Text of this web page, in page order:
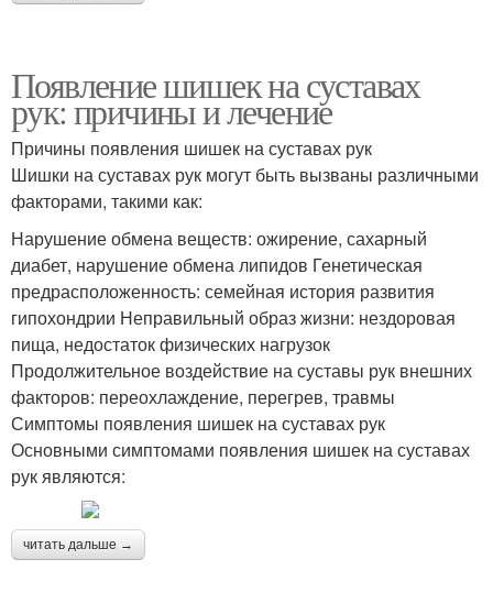
Появление шишек на суставах
рук: причины и лечение
Причины появления шишек на суставах рук
Шишки на суставах рук могут быть вызваны различными
факторами, такими как:
Нарушение обмена веществ: ожирение, сахарный
диабет, нарушение обмена липидов Генетическая
предрасположенность: семейная история развития
гипохондрии Неправильный образ жизни: нездоровая
пища, недостаток физических нагрузок
Продолжительное воздействие на суставы рук внешних
факторов: переохлаждение, перегрев, травмы
Симптомы появления шишек на суставах рук
Основными симптомами появления шишек на суставах
рук являются:
читать дальше →